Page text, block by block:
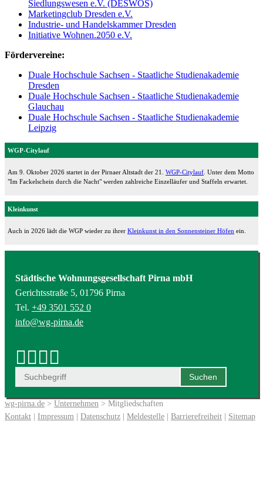
Siedlungswesen e.V. (DESWOS)
Marketingclub Dresden e.V.
Industrie- und Handelskammer Dresden
Initiative Wohnen.2050 e.V.
Fördervereine:
Duale Hochschule Sachsen - Staatliche Studienakademie
Dresden
Duale Hochschule Sachsen - Staatliche Studienakademie
Glauchau
Duale Hochschule Sachsen - Staatliche Studienakademie
Leipzig
WGP-Citylauf
Am 9. Oktober 2026 startet in der Pirnaer Altstadt der 21. WGP-Citylauf . Unter dem Motto
"Im Fackelschein durch die Nacht" werden zahlreiche Einzelläufer und Staffeln erwartet.
Kleinkunst
Auch in 2026 lädt die WGP wieder zu ihrer Kleinkunst in den Sonnensteiner Höfen ein.
Städtische Wohnungsgesellschaft Pirna mbH
Gerichtsstraße 5, 01796 Pirna
Tel. +49 3501 552 0
info@wg-pirna.de
wg-pirna.de > Unternehmen > Mitgliedschaften
Kontakt
Impressum Datenschutz Meldestelle Barrierefreiheit Sitemap